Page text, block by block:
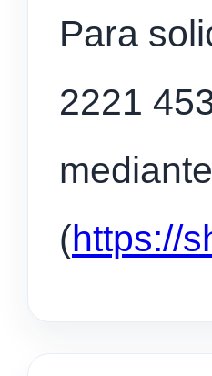
Para
2221
(https://